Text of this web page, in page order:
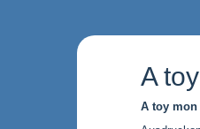
A
A toy mon